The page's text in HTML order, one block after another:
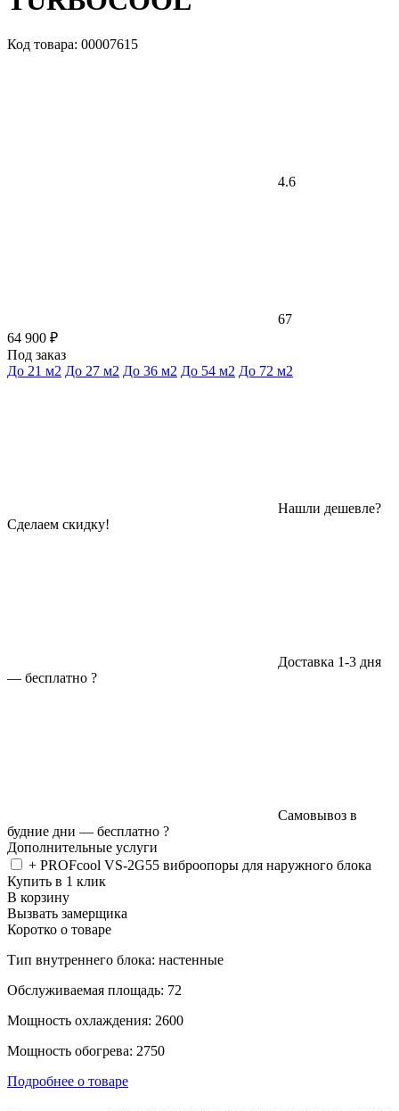
Код товара: 00007615
4.6
67
64 900 ₽
Под заказ
До 21 м2 До 27 м2 До 36 м2 До 54 м2 До 72 м2
Нашли дешевле?
Сделаем скидку!
Доставка 1-3 дня
— бесплатно ?
Самовывоз в
будние дни — бесплатно ?
Дополнительные услуги
+ PROFcool VS-2G55 виброопоры для наружного блока
Купить в 1 клик
В корзину
Вызвать замерщика
Коротко о товаре
Тип внутреннего блока: настенные
Обслуживаемая площадь: 72
Мощность охлаждения: 2600
Мощность обогрева: 2750
Подробнее о товаре